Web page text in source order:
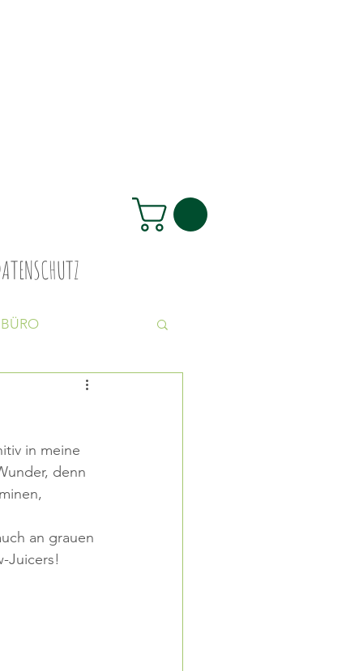
BÜRO
in meine
denn
an grauen
Juicers!